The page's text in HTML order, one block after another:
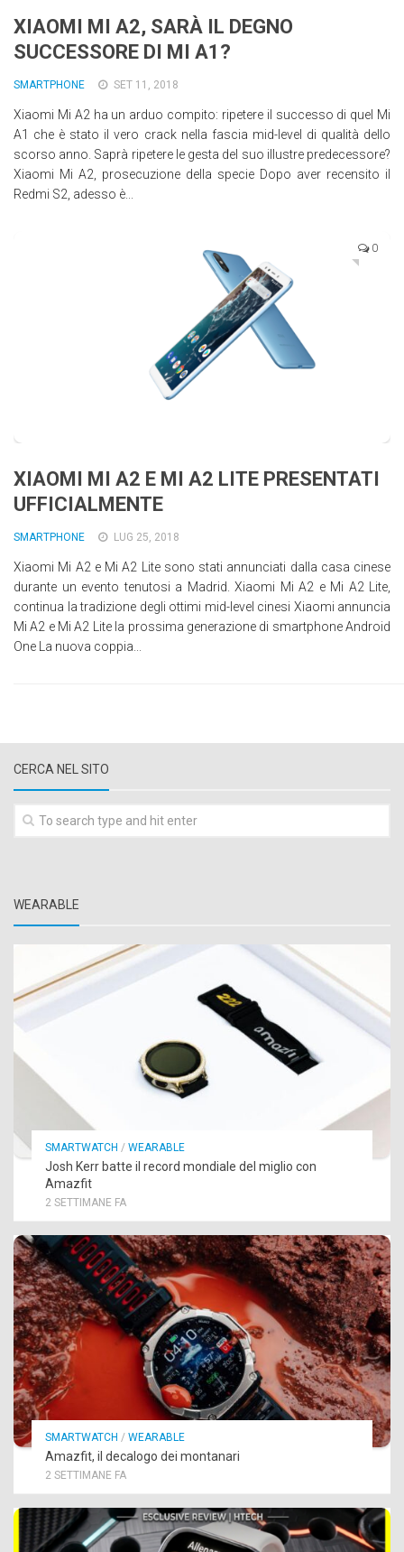
XIAOMI MI A2, SARÀ IL DEGNO
SUCCESSORE DI MI A1?
SMARTPHONE SET 11, 2018
Xiaomi Mi A2 ha un arduo compito: ripetere il successo di quel Mi
A1 che è stato il vero crack nella fascia mid-level di qualità dello
scorso anno. Saprà ripetere le gesta del suo illustre predecessore?
Xiaomi Mi A2, prosecuzione della specie Dopo aver recensito il
Redmi S2, adesso è...
0
XIAOMI MI A2 E MI A2 LITE PRESENTATI
UFFICIALMENTE
SMARTPHONE LUG 25, 2018
Xiaomi Mi A2 e Mi A2 Lite sono stati annunciati dalla casa cinese
durante un evento tenutosi a Madrid. Xiaomi Mi A2 e Mi A2 Lite,
continua la tradizione degli ottimi mid-level cinesi Xiaomi annuncia
Mi A2 e Mi A2 Lite la prossima generazione di smartphone Android
One La nuova coppia...
CERCA NEL SITO
WEARABLE
SMARTWATCH / WEARABLE
Josh Kerr batte il record mondiale del miglio con
Amazfit
2 SETTIMANE FA
SMARTWATCH / WEARABLE
Amazfit, il decalogo dei montanari
2 SETTIMANE FA